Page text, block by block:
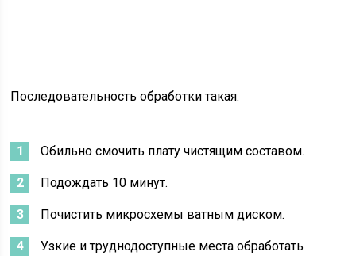
Последовательность обработки такая:
Обильно смочить плату чистящим составом.
Подождать 10 минут.
Почистить микросхемы ватным диском.
Узкие и труднодоступные места обработать